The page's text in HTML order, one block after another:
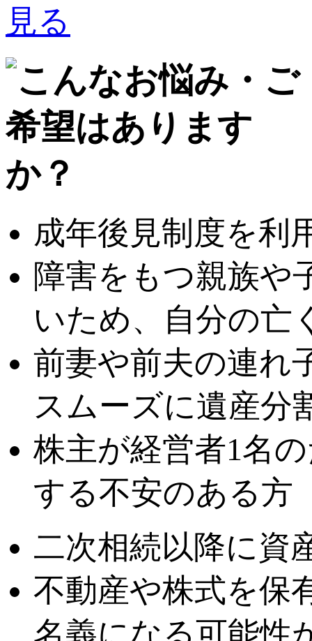
成年後見制度を利
障害をもつ親族や
いため、自分の亡
前妻や前夫の連れ
スムーズに遺産分
株主が経営者1名
する不安のある方
二次相続以降に資
不動産や株式を保
名義になる可能性